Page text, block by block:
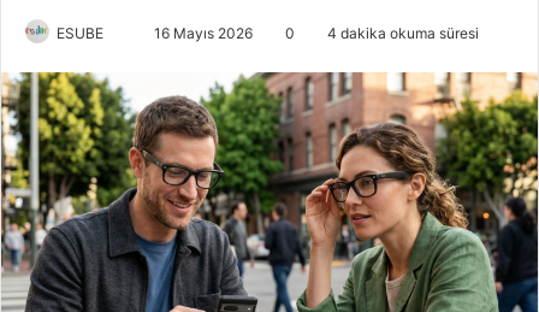
ESUBE
r
e
-
p
o
t
a
16 Mayıs 2026 0 4 dakika okuma süresi